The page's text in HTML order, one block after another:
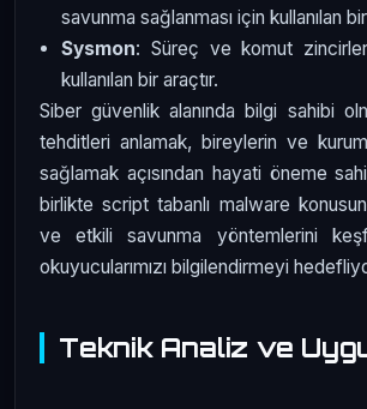
savunma sağlanması için kullanılan
Sysmon: Süreç ve komut
kullanılan bir araçtır.
Siber güvenlik alanında bilgi sahibi
tehditleri anlamak, bireylerin ve
sağlamak açısından hayati öneme
birlikte script tabanlı malware
ve etkili savunma yöntemlerini
okuyucularımızı bilgilendirmeyi
Teknik Analiz ve